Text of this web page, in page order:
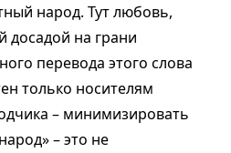
народ. Тут любовь,
досадой на грани
перевода этого слова
только носителям
– минимизировать
– это не